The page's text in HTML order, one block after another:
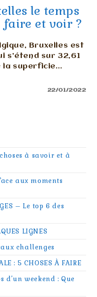
le temps
faire et voir ?
Bruxelles est
s’étend sur 32,61
la superficie…
22/01/2022
choses à savoir et à
aux moments
– Le top 6 des
LIGNES
challenges
: 5 CHOSES À FAIRE
d’un weekend : Que